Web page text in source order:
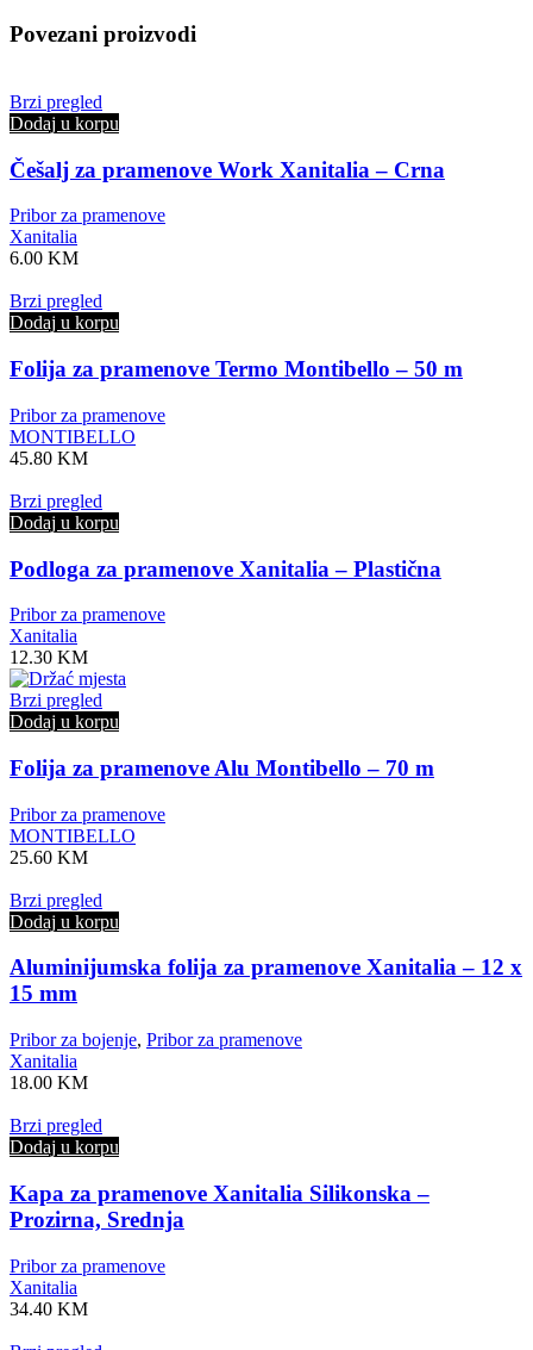
Povezani proizvodi
Brzi pregled
Dodaj u korpu
Češalj za pramenove Work Xanitalia – Crna
Pribor za pramenove
Xanitalia
6.00 KM
Brzi pregled
Dodaj u korpu
Folija za pramenove Termo Montibello – 50 m
Pribor za pramenove
MONTIBELLO
45.80 KM
Brzi pregled
Dodaj u korpu
Podloga za pramenove Xanitalia – Plastična
Pribor za pramenove
Xanitalia
12.30 KM
Brzi pregled
Dodaj u korpu
Folija za pramenove Alu Montibello – 70 m
Pribor za pramenove
MONTIBELLO
25.60 KM
Brzi pregled
Dodaj u korpu
Aluminijumska folija za pramenove Xanitalia – 12 x
15 mm
Pribor za bojenje, Pribor za pramenove
Xanitalia
18.00 KM
Brzi pregled
Dodaj u korpu
Kapa za pramenove Xanitalia Silikonska –
Prozirna, Srednja
Pribor za pramenove
Xanitalia
34.40 KM